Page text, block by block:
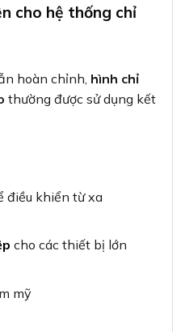
cho hệ thống chỉ
hoàn chỉnh, hình chỉ
thường được sử dụng kết
điều khiển từ xa
cho các thiết bị lớn
mỹ